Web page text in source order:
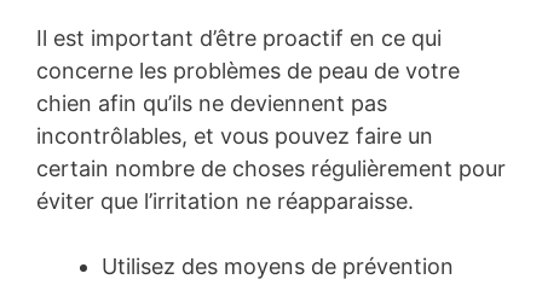
Il est important d’être proactif en ce qui
concerne les problèmes de peau de votre
chien afin qu’ils ne deviennent pas
incontrôlables, et vous pouvez faire un
certain nombre de choses régulièrement pour
éviter que l’irritation ne réapparaisse.
Utilisez des moyens de prévention